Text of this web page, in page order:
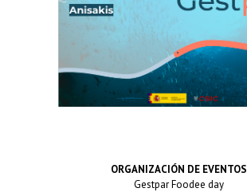
ORGANIZACIÓN DE EVENTOS
Gestpar Foodee day